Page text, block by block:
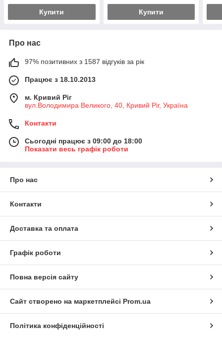
Купити Купити
Про нас
97% позитивних з 1587 відгуків за рік
Працює з 18.10.2013
м. Кривий Ріг
вул.Володимира Великого, 40, Кривий Ріг, Україна
Контакти
Сьогодні працює з 09:00 до 18:00
Показати весь графік роботи
Про нас
Контакти
Доставка та оплата
Графік роботи
Повна версія сайту
Сайт створено на маркетплейсі Prom.ua
Політика конфіденційності